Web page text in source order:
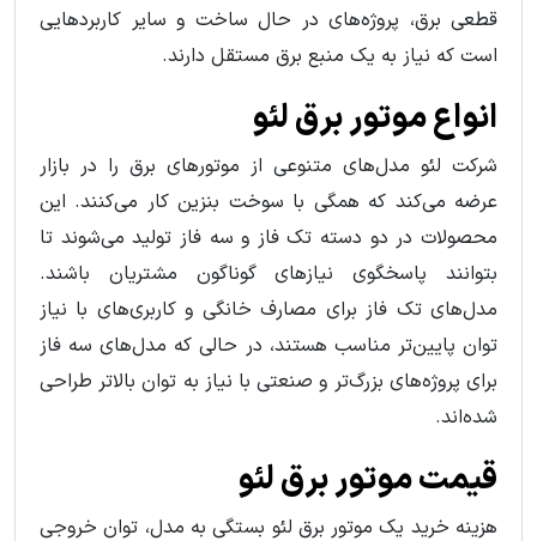
قطعی برق، پروژه‌های در حال ساخت و سایر کاربردهایی
است که نیاز به یک منبع برق مستقل دارند.
انواع موتور برق لئو
شرکت لئو مدل‌های متنوعی از موتورهای برق را در بازار
عرضه می‌کند که همگی با سوخت بنزین کار می‌کنند. این
محصولات در دو دسته تک فاز و سه فاز تولید می‌شوند تا
بتوانند پاسخگوی نیازهای گوناگون مشتریان باشند.
مدل‌های تک فاز برای مصارف خانگی و کاربری‌های با نیاز
توان پایین‌تر مناسب هستند، در حالی که مدل‌های سه فاز
برای پروژه‌های بزرگ‌تر و صنعتی با نیاز به توان بالاتر طراحی
شده‌اند.
قیمت موتور برق لئو
هزینه خرید یک موتور برق لئو بستگی به مدل، توان خروجی